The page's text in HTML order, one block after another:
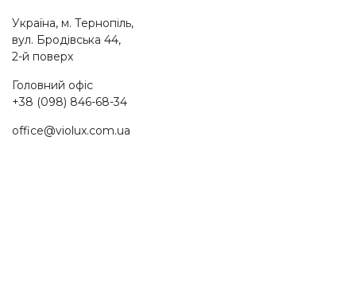
Україна, м. Тернопіль,
вул. Бродівська 44,
2-й поверх
Головний офіс
+38 (098) 846-68-34
office@violux.com.ua